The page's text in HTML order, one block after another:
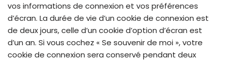
vos informations de connexion et vos préférences
d’écran. La durée de vie d’un cookie de connexion est
de deux jours, celle d’un cookie d’option d’écran est
d’un an. Si vous cochez « Se souvenir de moi », votre
cookie de connexion sera conservé pendant deux